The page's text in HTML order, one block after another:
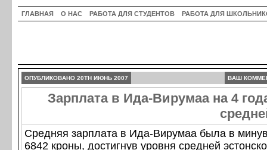
ГЛАВНАЯ О НАС РАБОТА ДЛЯ СТУДЕНТОВ РАБОТА ДЛЯ
ОПУБЛИКОВАНО 20TH ИЮНЬ 2007 ВАШ
Зарплата в Ида-Вирумаа на 4
Средняя зарплата в Ида-Вирумаа была в
6842 кроны, достигнув уровня средней